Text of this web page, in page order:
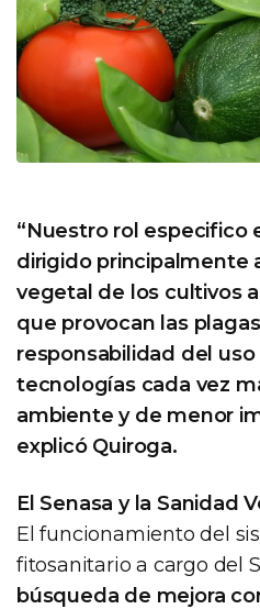
“Nuestro rol especifico
dirigido principalmente
vegetal de los cultivos
que provocan las
responsabilidad del
tecnologías cada vez
ambiente y de menor
explicó Quiroga.
El Senasa y la Sanidad
El funcionamiento del
fitosanitario a cargo del
búsqueda de mejora